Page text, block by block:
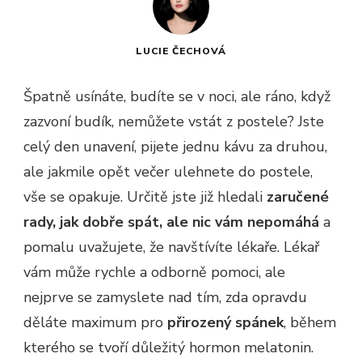
LUCIE ČECHOVÁ
Špatně usínáte, budíte se v noci, ale ráno, když
zazvoní budík, nemůžete vstát z postele? Jste
celý den unavení, pijete jednu kávu za druhou,
ale jakmile opět večer ulehnete do postele,
vše se opakuje. Určitě jste již hledali zaručené
rady, jak dobře spát, ale nic vám nepomáhá a
pomalu uvažujete, že navštívíte lékaře. Lékař
vám může rychle a odborně pomoci, ale
nejprve se zamyslete nad tím, zda opravdu
děláte maximum pro přirozený spánek, během
kterého se tvoří důležitý hormon melatonin.